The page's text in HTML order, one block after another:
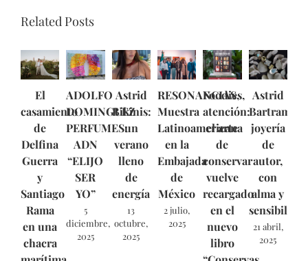
Related Posts
El
casamiento
de
Delfina
Guerra
y
Santiago
Rama
en una
chacra
ADOLFO
DOMINGUEZ
PERFUMES:
ADN
“ELIJO
SER
YO”
5
diciembre,
2025
Astrid
Bikinis:
un
verano
lleno
de
energía
13
octubre,
2025
RESONANCIAS,
Muestra
Latinoamericana
en la
Embajada
de
México
2 julio,
2025
Foodies,
atención:
el arte
de
conservar
vuelve
recargado
en el
nuevo
libro
Astrid
Bartram:
joyería
de
autor,
con
alma y
21 abril,
2025